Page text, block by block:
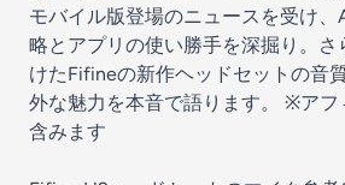
モバイル版登場のニュースを受け
略とアプリの使い勝手を深掘り。さ
けたFifineの新作ヘッドセットの音
外な魅力を本音で語ります。 ※アフ
含みます